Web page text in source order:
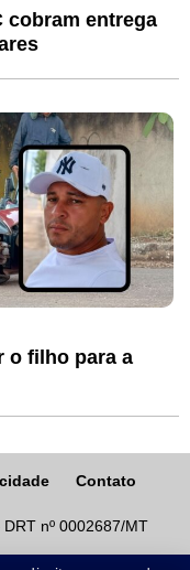
cobram entrega
o filho para a
Contato
nº 0002687/MT